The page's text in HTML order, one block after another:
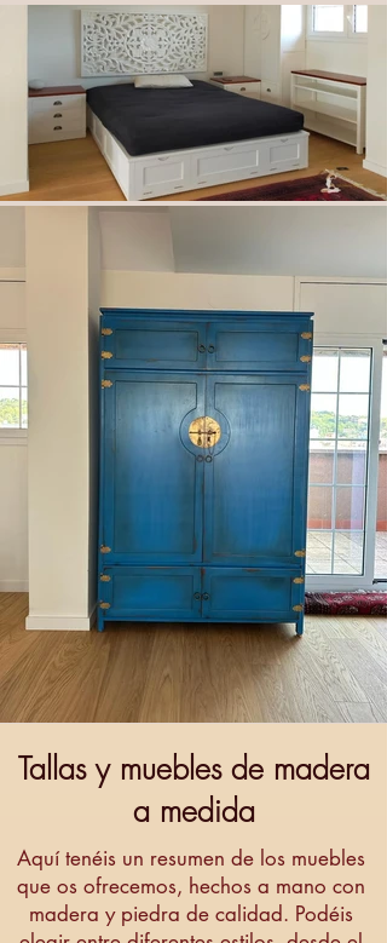
Tallas y muebles de madera
a medida
Aquí tenéis un resumen de los muebles
que os ofrecemos, hechos a mano con
madera y piedra de calidad. Podéis